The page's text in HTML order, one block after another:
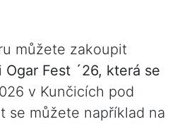
můžete zakoupit
Ogar Fest ´26, která se
v Kunčicích pod
se můžete například na